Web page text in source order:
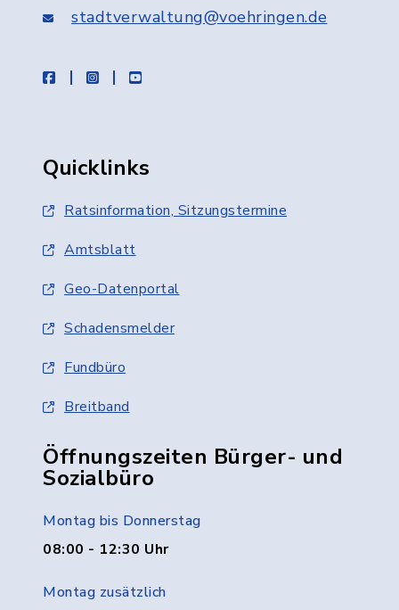
stadtverwaltung@voehringen.de
facebookinstagramyoutube
Quicklinks
Ratsinformation, Sitzungstermine
Amtsblatt
Geo-Datenportal
Schadensmelder
Fundbüro
Breitband
Öffnungszeiten Bürger- und
Sozialbüro
Montag bis Donnerstag
08:00 - 12:30 Uhr
Montag zusätzlich